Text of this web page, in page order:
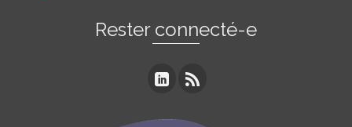
Rester connecté-e